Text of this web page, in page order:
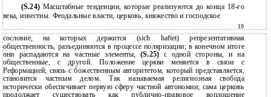
(S.24)Масштабные тенденции, которые реализуются до конца 18-го
века, известны. Феодальные власти, церковь, княжество и господское
19
сословие, на которых держится (sich haftet) репрезентативная
общественность, разъединяются в процессе поляризации; в конечном итоге
они распадаются на частные элементы,(S.25)с одной стороны, и на
общественные, с другой. Положение церкви меняется в связи с
Реформацией; связь с божественным авторитетом, который представляется,
становится частным делом. Так называемая религиозная свобода
исторически обеспечивает первую сферу частной автономии; сама церковь
продолжает существовать как публично-правовое воплощение